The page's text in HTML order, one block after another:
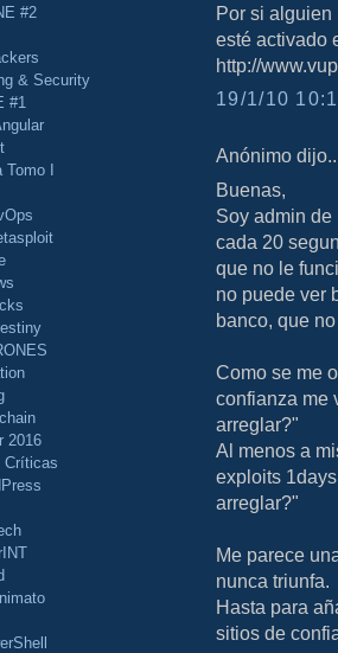
#2
& Security
#1
Tomo I
2016
Críticas
Por si alguien
esté activado
http://
19/1/10
Anónimo
Buenas,
Soy admin
cada 20
que no le
no puede ver
banco, que
Como se me
confianza me
arreglar?"
Al menos a
exploits
arreglar?"
Me parece
nunca triunfa.
Hasta para
sitios de